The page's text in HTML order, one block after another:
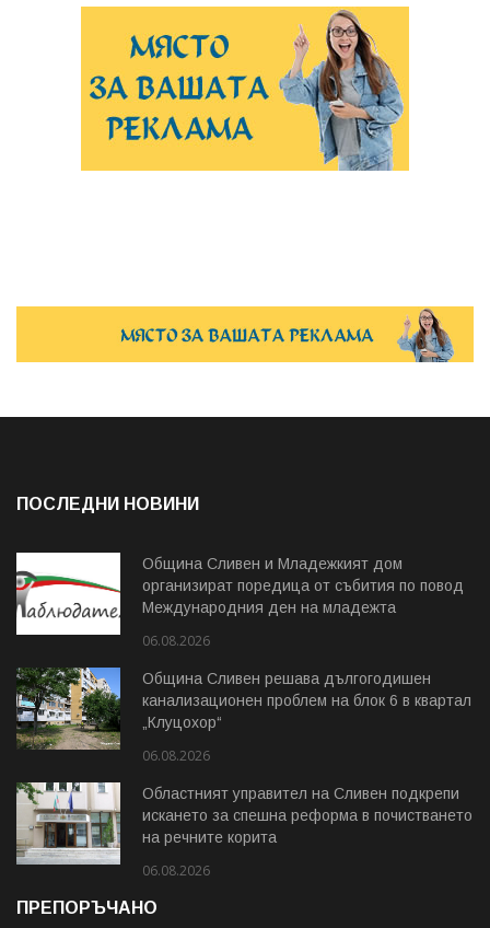
ПОСЛЕДНИ НОВИНИ
Община Сливен и Младежкият дом
организират поредица от събития по повод
Международния ден на младежта
06.08.2026
Община Сливен решава дългогодишен
канализационен проблем на блок 6 в квартал
„Клуцохор“
06.08.2026
Областният управител на Сливен подкрепи
искането за спешна реформа в почистването
на речните корита
06.08.2026
ПРЕПОРЪЧАНО